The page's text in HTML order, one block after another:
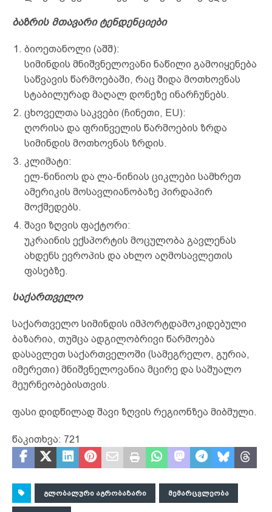
ბაზრის მთავარი ტენდენციები
ბიოეთანოლი (აშშ):
სიმინდის მნიშვნელოვანი ნაწილი გამოიყენება
საწვავის წარმოებაში, რაც შიდა მოთხოვნას
სტაბილურად მაღალ დონეზე ინარჩუნებს.
ცხოველთა საკვები (ჩინეთი, EU):
ღორისა და ფრინველის წარმოების ზრდა
სიმინდის მოთხოვნას ზრდის.
კლიმატი:
ელ-ნინიოს და ლა-ნინიას ციკლები სამხრეთ
ამერიკის მოსავლიანობაზე პირდაპირ
მოქმედებს.
შავი ზღვის ფაქტორი:
უკრაინის ექსპორტის მოცულობა გავლენას
ახდენს ევროპის და ახლო აღმოსავლეთის
ფასებზე.
საქართველო
საქართველო სიმინდის იმპორტდამოკიდებული
ბაზარია, თუმცა ადგილობრივი წარმოება
დასავლეთ საქართველოში (სამეგრელო, გურია,
იმერეთი) მნიშვნელოვანია მცირე და საშუალო
მეურნეობებისთვის.
ფასი დიდწილად შავი ზღვის რეგიონზეა მიბმული.
წაკითხვა: 721
ᲒᲚᲝᲑᲐᲚᲣᲠᲘ ᲐᲒᲠᲝᲑᲐᲖᲐᲠᲘ ᲛᲔᲛᲐᲠᲪᲕᲚᲔᲝᲑᲐ